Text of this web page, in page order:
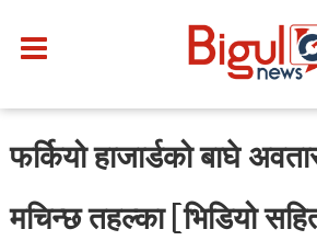
फर्कियो हाजार्डको बाघे
मचिन्छ तहल्का [भिडियो